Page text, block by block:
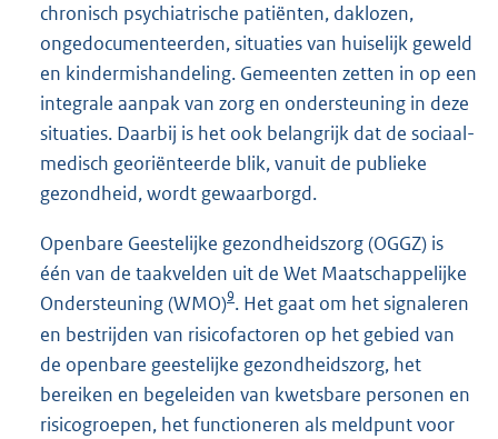
chronisch psychiatrische patiënten, daklozen,
ongedocumenteerden, situaties van huiselijk geweld
en kindermishandeling. Gemeenten zetten in op een
integrale aanpak van zorg en ondersteuning in deze
situaties. Daarbij is het ook belangrijk dat de sociaal-
medisch georiënteerde blik, vanuit de publieke
gezondheid, wordt gewaarborgd.
Openbare Geestelijke gezondheidszorg (OGGZ) is
één van de taakvelden uit de Wet Maatschappelijke
Ondersteuning (WMO)9. Het gaat om het signaleren
en bestrijden van risicofactoren op het gebied van
de openbare geestelijke gezondheidszorg, het
bereiken en begeleiden van kwetsbare personen en
risicogroepen, het functioneren als meldpunt voor